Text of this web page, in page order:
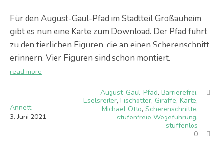
Für den August-Gaul-Pfad im Stadtteil Großauheim
gibt es nun eine Karte zum Download. Der Pfad führt
zu den tierlichen Figuren, die an einen Scherenschnitt
erinnern. Vier Figuren sind schon montiert.
read more
Annett
3. Juni 2021
August-Gaul-Pfad, Barrierefrei,
Eselsreiter, Fischotter, Giraffe, Karte,
Michael Otto, Scherenschnitte,
stufenfreie Wegeführung,
stuffenlos
0